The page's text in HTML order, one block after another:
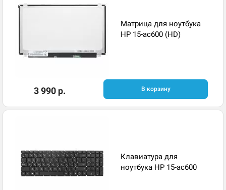
Матрица для ноутбука
HP 15-ac600 (HD)
3 990 р. В корзину
Клавиатура для
ноутбука HP 15-ac600